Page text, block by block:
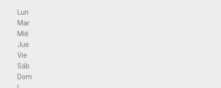
Lun
Mar
Mié
Jue
Vie
Sáb
Dom